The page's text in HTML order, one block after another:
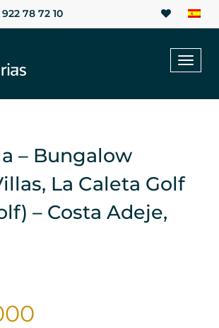
78 72 10
– Bungalow
La Caleta Golf
– Costa Adeje,